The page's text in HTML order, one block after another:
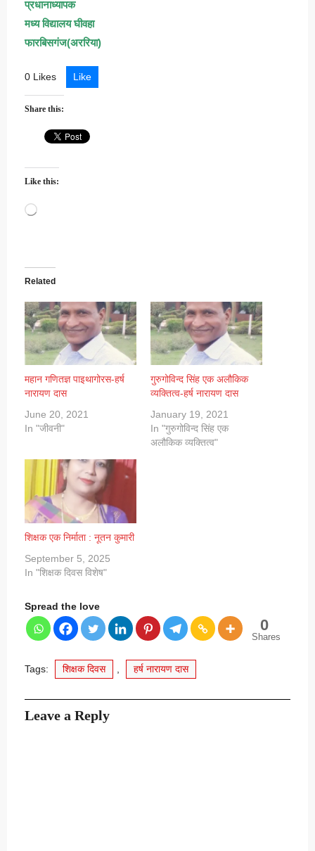
प्रधानाध्यापक
मध्य विद्यालय घीवहा
फारबिसगंज(अररिया)
0 Likes Like
Share this:
Like this:
Loading…
Related
महान गणितज्ञ पाइथागोरस-हर्ष
नारायण दास
June 20, 2021
In "जीवनी"
गुरुगोविन्द सिंह एक अलौकिक
व्यक्तित्व-हर्ष नारायण दास
January 19, 2021
In "गुरुगोविन्द सिंह एक
अलौकिक व्यक्तित्व"
शिक्षक एक निर्माता : नूतन कुमारी
September 5, 2025
In "शिक्षक दिवस विशेष"
Spread the love
0
Shares
Tags: शिक्षक दिवस , हर्ष नारायण दास
Leave a Reply